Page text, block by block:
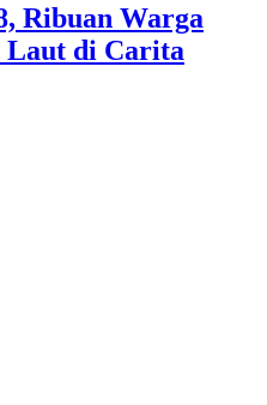
Ribuan Warga
Laut di Carita